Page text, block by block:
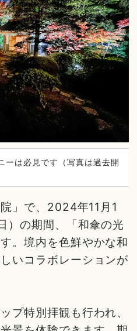
ーは必見です（写真は過去開
」で、2024年11月1
）の期間、「和傘の光
。境内を色鮮やかな和
いコラボレーションが
プ特別拝観も行われ、